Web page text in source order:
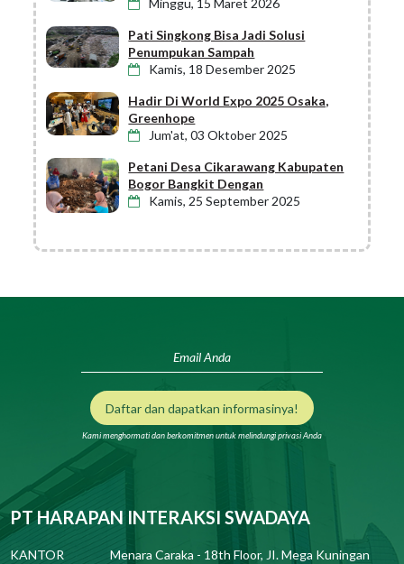
Minggu, 15 Maret 2026
Pati Singkong Bisa Jadi Solusi
Penumpukan Sampah
Kamis, 18 Desember 2025
Hadir Di World Expo 2025 Osaka,
Greenhope
Jum'at, 03 Oktober 2025
Petani Desa Cikarawang Kabupaten
Bogor Bangkit Dengan
Kamis, 25 September 2025
Daftar dan dapatkan informasinya!
Kami menghormati dan berkomitmen untuk melindungi privasi Anda
PT HARAPAN INTERAKSI SWADAYA
KANTOR Menara Caraka - 18th Floor, JI. Mega Kuningan